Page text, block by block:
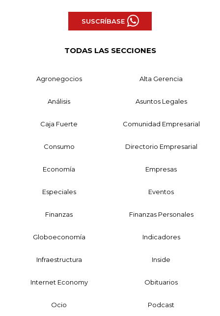
SUSCRÍBASE
TODAS LAS SECCIONES
Agronegocios Alta Gerencia
Análisis Asuntos Legales
Caja Fuerte Comunidad Empresarial
Consumo Directorio Empresarial
Economía Empresas
Especiales Eventos
Finanzas Finanzas Personales
Globoeconomía Indicadores
Infraestructura Inside
Internet Economy Obituarios
Ocio Podcast